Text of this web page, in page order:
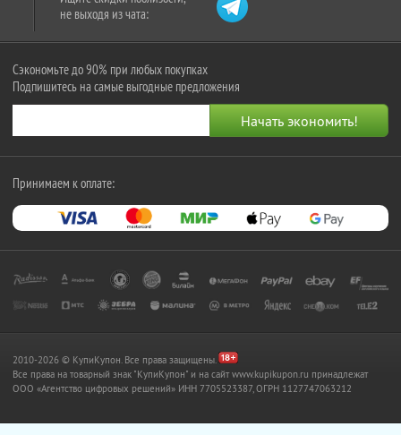
не выходя из чата:
Сэкономьте до 90% при любых покупках
Подпишитесь на самые выгодные предложения
Принимаем к оплате:
2010-2026 © КупиКупон. Все права защищены.
Все права на товарный знак "КупиКупон" и на сайт www.kupikupon.ru принадлежат
OOO «Агентство цифровых решений» ИНН 7705523387, ОГРН 1127747063212